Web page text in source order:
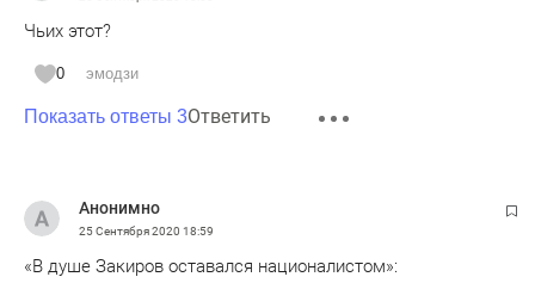
Чьих этот?
0 эмодзи
Показать ответы 3Ответить
Анонимно
25 Сентября 2020 18:59
«В душе Закиров оставался националистом»: